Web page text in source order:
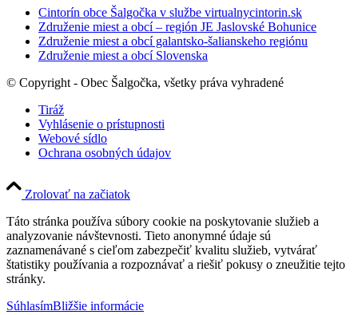
Cintorín obce Šalgočka v službe virtualnycintorin.sk
Združenie miest a obcí – región JE Jaslovské Bohunice
Združenie miest a obcí galantsko-šalianskeho regiónu
Združenie miest a obcí Slovenska
© Copyright - Obec Šalgočka, všetky práva vyhradené
Tiráž
Vyhlásenie o prístupnosti
Webové sídlo
Ochrana osobných údajov
Zrolovať na začiatok
Táto stránka používa súbory cookie na poskytovanie služieb a
analyzovanie návštevnosti. Tieto anonymné údaje sú
zaznamenávané s cieľom zabezpečiť kvalitu služieb, vytvárať
štatistiky používania a rozpoznávať a riešiť pokusy o zneužitie tejto
stránky.
SúhlasímBližšie informácie